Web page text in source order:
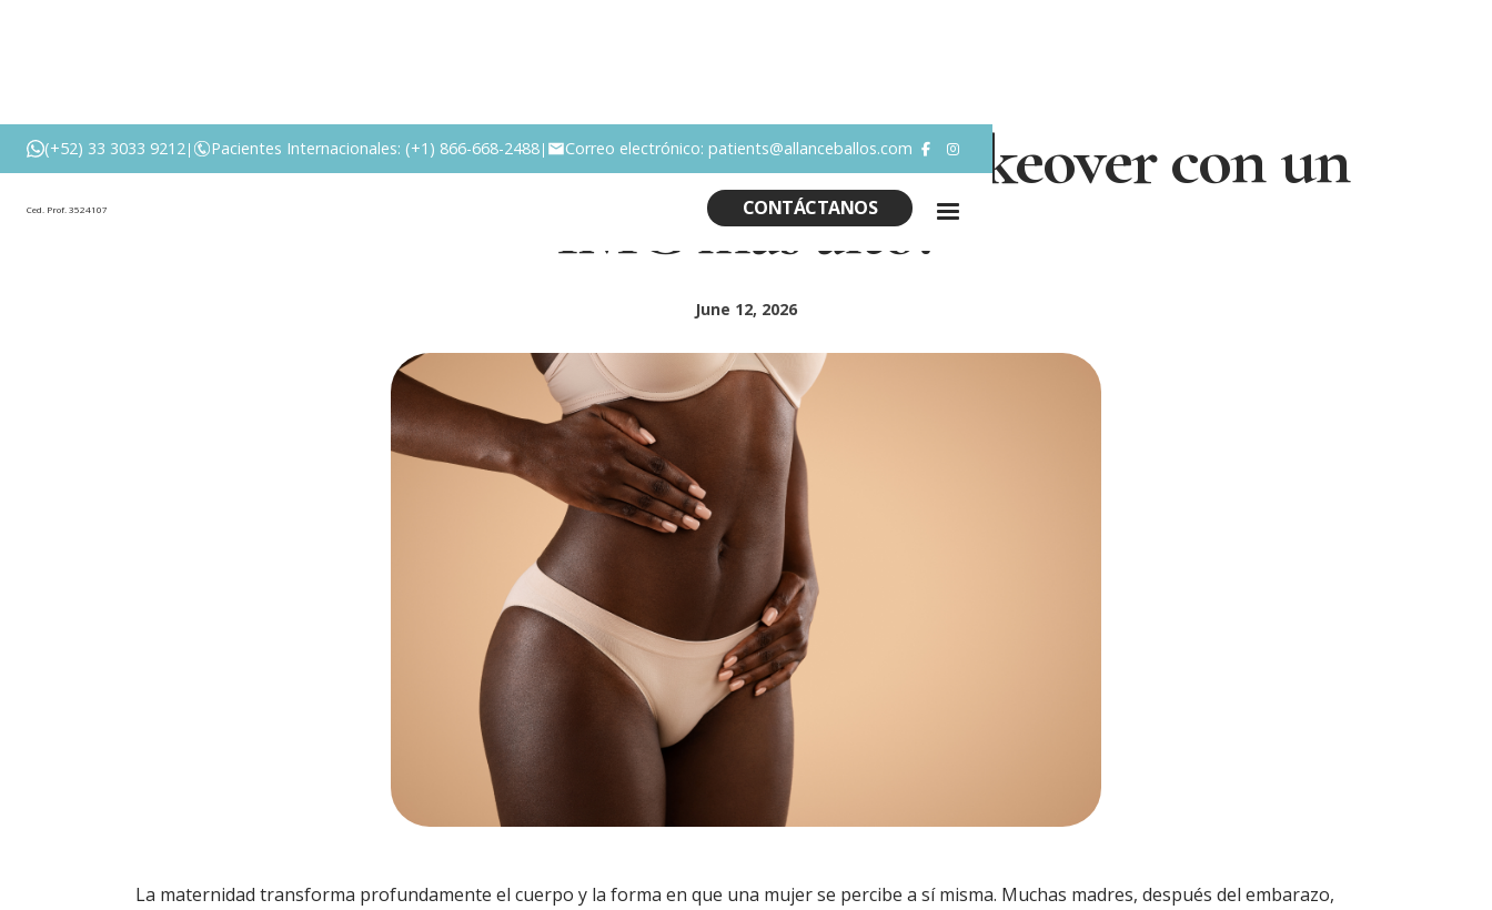
(+52) 33 3033 9212| Pacientes Internacionales: (+1) 866-668-2488| Correo electrónico: patients@allanceballos.com  
Ced. Prof. 3524107 CONTÁCTANOS
¿Puedes hacerte un Mommy Makeover con un
IMC más alto?
June 12, 2026
La maternidad transforma profundamente el cuerpo y la forma en que una mujer se percibe a sí misma. Muchas madres, después del embarazo,